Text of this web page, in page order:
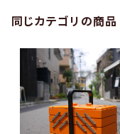
同じカテゴリの商品